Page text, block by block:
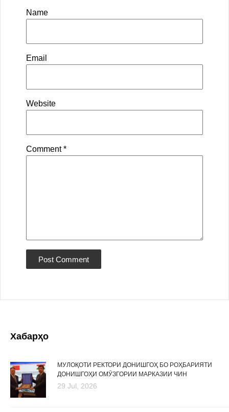
Name
Email
Website
Comment*
Хабарҳо
МУЛОҚОТИ РЕКТОРИ ДОНИШГОҲ БО РОҲБАРИЯТИ
ДОНИШГОҲИ ОМӮЗГОРИИ МАРКАЗИИ ЧИН
29 Jul, 2026